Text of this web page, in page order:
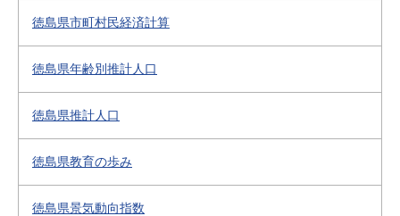
徳島県市町村民経済計算
徳島県年齢別推計人口
徳島県推計人口
徳島県教育の歩み
徳島県景気動向指数